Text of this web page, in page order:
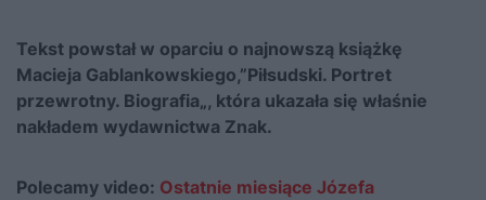
Tekst powstał w oparciu o najnowszą książkę
Macieja Gablankowskiego,”Piłsudski. Portret
przewrotny. Biografia„, która ukazała się właśnie
nakładem wydawnictwa Znak.
Polecamy video: Ostatnie miesiące Józefa